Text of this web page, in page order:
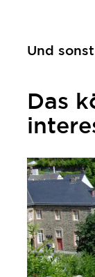
Und
Das
mehr erfahren